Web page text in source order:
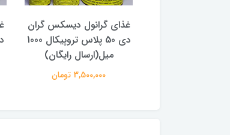
غذای گرانول دیسکس گران
دی 50 پلاس تروپیکال 1000
میل(ارسال رایگان)
3,500,000 تومان